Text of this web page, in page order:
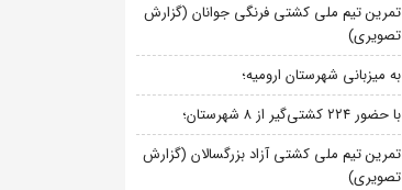
تمرین تیم ملی کشتی فرنگی جوانان (گزارش
تصویری)
به میزبانی شهرستان ارومیه؛
با حضور ۲۲۴ کشتی‌گیر از ۸ شهرستان؛
تمرین تیم ملی کشتی آزاد بزرگسالان (گزارش
تصویری)